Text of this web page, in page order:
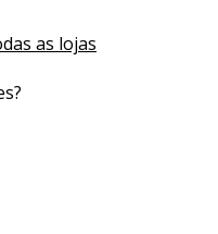
as lojas